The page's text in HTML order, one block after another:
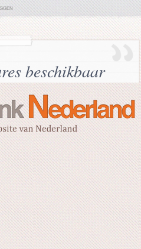
beschikbaar